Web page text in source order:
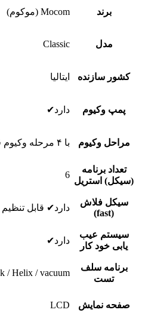
برند Mocom (موکوم)
مدل Classic
کشور سازنده ایتالیا
پمپ وکیوم دارد✔
مراحل وکیوم با ۴ مرحله وکیوم قوى و ایجاد خلاء تا -0.9 بار
تعداد برنامه
(سیکل) استریل
6
سیکل فلاش
(fast)
دارد✔ قابل تنظیم
سیستم عیب
یابى خود کار
دارد✔
برنامه سلف
تست
/ Helix / vacuum
صفحه نمایش LCD